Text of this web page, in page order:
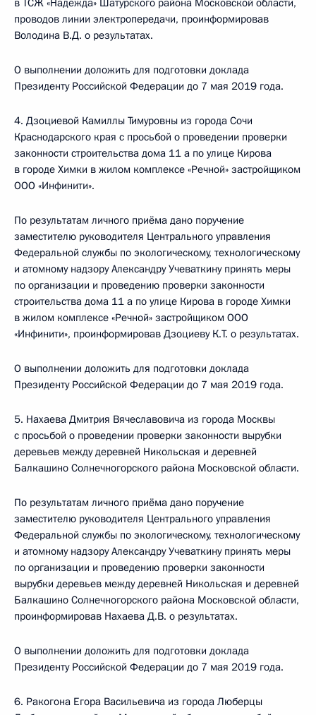
в ТСЖ «Надежда» Шатурского района Московской области,
проводов линии электропередачи, проинформировав
Володина В.Д. о результатах.
О выполнении доложить для подготовки доклада
Президенту Российской Федерации до 7 мая 2019 года.
4. Дзоциевой Камиллы Тимуровны из города Сочи
Краснодарского края с просьбой о проведении проверки
законности строительства дома 11 а по улице Кирова
в городе Химки в жилом комплексе «Речной» застройщиком
ООО «Инфинити».
По результатам личного приёма дано поручение
заместителю руководителя Центрального управления
Федеральной службы по экологическому, технологическому
и атомному надзору Александру Учеваткину принять меры
по организации и проведению проверки законности
строительства дома 11 а по улице Кирова в городе Химки
в жилом комплексе «Речной» застройщиком ООО
«Инфинити», проинформировав Дзоциеву К.Т. о результатах.
О выполнении доложить для подготовки доклада
Президенту Российской Федерации до 7 мая 2019 года.
5. Нахаева Дмитрия Вячеславовича из города Москвы
с просьбой о проведении проверки законности вырубки
деревьев между деревней Никольская и деревней
Балкашино Солнечногорского района Московской области.
По результатам личного приёма дано поручение
заместителю руководителя Центрального управления
Федеральной службы по экологическому, технологическому
и атомному надзору Александру Учеваткину принять меры
по организации и проведению проверки законности
вырубки деревьев между деревней Никольская и деревней
Балкашино Солнечногорского района Московской области,
проинформировав Нахаева Д.В. о результатах.
О выполнении доложить для подготовки доклада
Президенту Российской Федерации до 7 мая 2019 года.
6. Ракогона Егора Васильевича из города Люберцы